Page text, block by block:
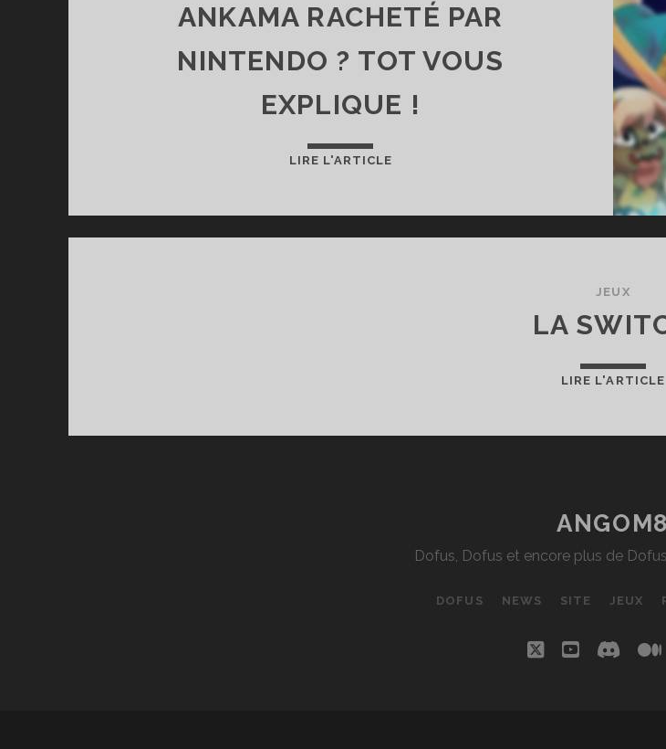
ANKAMA RACHETÉ PAR
NINTENDO ? TOT VOUS
EXPLIQUE !
LIRE L'ARTICLE
JEUX
LA
LIRE L'ARTICLE
ANGOM8
Dofus, Dofus et encore plus de
DOFUS NEWS SITE JEUX
twitteryoutube